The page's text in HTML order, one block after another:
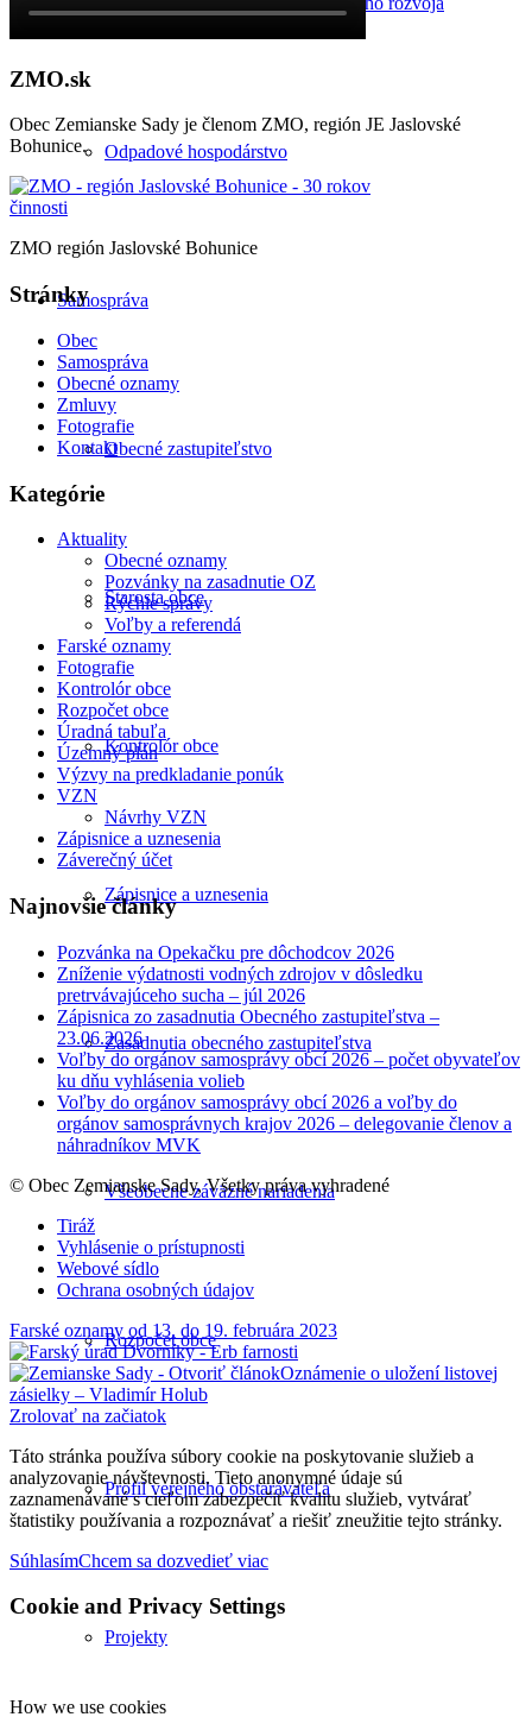
Odpadové hospodárstvo
Samospráva
Obecné zastupiteľstvo
Starosta obce
Kontrolór obce
Zápisnice a uznesenia
Zasadnutia obecného zastupiteľstva
Všeobecne záväzné nariadenia
Rozpočet obce
Profil verejného obstarávateľa
Projekty
ZMO.sk
Obec Zemianske Sady je členom ZMO, región JE Jaslovské
Bohunice.
ZMO región Jaslovské Bohunice
Stránky
Obec
Samospráva
Obecné oznamy
Zmluvy
Fotografie
Kontakt
Kategórie
Aktuality
Obecné oznamy
Pozvánky na zasadnutie OZ
Rýchle správy
Voľby a referendá
Farské oznamy
Fotografie
Kontrolór obce
Rozpočet obce
Úradná tabuľa
Územný plán
Výzvy na predkladanie ponúk
VZN
Návrhy VZN
Zápisnice a uznesenia
Záverečný účet
Najnovšie články
Pozvánka na Opekačku pre dôchodcov 2026
Zníženie výdatnosti vodných zdrojov v dôsledku
pretrvávajúceho sucha – júl 2026
Zápisnica zo zasadnutia Obecného zastupiteľstva –
23.06.2026
Voľby do orgánov samosprávy obcí 2026 – počet obyvateľov
ku dňu vyhlásenia volieb
Voľby do orgánov samosprávy obcí 2026 a voľby do
orgánov samosprávnych krajov 2026 – delegovanie členov a
náhradníkov MVK
© Obec Zemianske Sady, Všetky práva vyhradené
Tiráž
Vyhlásenie o prístupnosti
Webové sídlo
Ochrana osobných údajov
Farské oznamy od 13. do 19. februára 2023
Oznámenie o uložení listovej
zásielky – Vladimír Holub
Zrolovať na začiatok
Táto stránka používa súbory cookie na poskytovanie služieb a
analyzovanie návštevnosti. Tieto anonymné údaje sú
zaznamenávané s cieľom zabezpečiť kvalitu služieb, vytvárať
štatistiky používania a rozpoznávať a riešiť zneužitie tejto stránky.
SúhlasímChcem sa dozvedieť viac
Cookie and Privacy Settings
How we use cookies